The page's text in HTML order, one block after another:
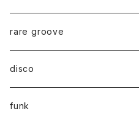
rare groove
disco
funk